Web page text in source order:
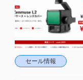
セール情報